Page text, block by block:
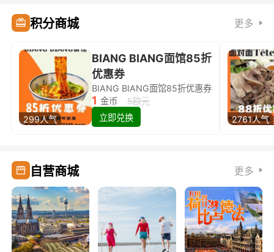
积分商城 更多
299人气
BIANG BIANG面馆85折
优惠券
BIANG BIANG面馆85折优惠券
1 金币
5欧元
立即兑换
2761人气
自营商城 更多